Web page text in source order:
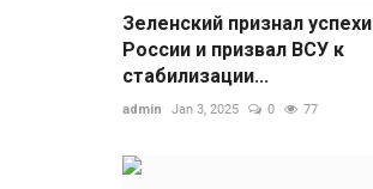
Зеленский признал успехи
России и призвал ВСУ к
стабилизации...
admin Jan 3, 2025 0 77